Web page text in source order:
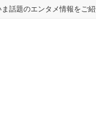
話題のエンタメ情報をご紹